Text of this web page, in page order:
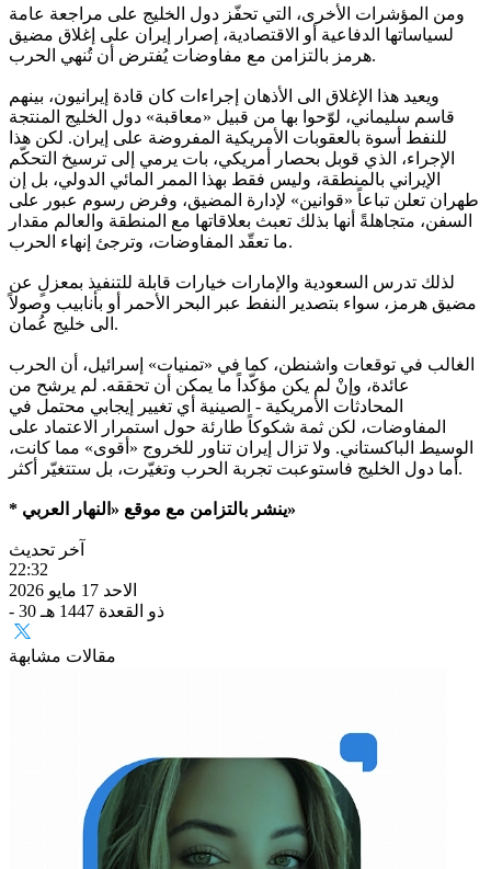
ومن المؤشرات الأخرى، التي تحفّز دول الخليج على مراجعة عامة
لسياساتها الدفاعية أو الاقتصادية، إصرار إيران على إغلاق مضيق
هرمز بالتزامن مع مفاوضات يُفترض أن تُنهي الحرب.
ويعيد هذا الإغلاق الى الأذهان إجراءات كان قادة إيرانيون، بينهم
قاسم سليماني، لوّحوا بها من قبيل «معاقبة» دول الخليج المنتجة
للنفط أسوة بالعقوبات الأمريكية المفروضة على إيران. لكن هذا
الإجراء، الذي قوبل بحصار أمريكي، بات يرمي إلى ترسيخ التحكّم
الإيراني بالمنطقة، وليس فقط بهذا الممر المائي الدولي، بل إن
طهران تعلن تباعاً «قوانين» لإدارة المضيق، وفرض رسوم عبور على
السفن، متجاهلةً أنها بذلك تعبث بعلاقاتها مع المنطقة والعالم مقدار
ما تعقّد المفاوضات، وترجئ إنهاء الحرب.
لذلك تدرس السعودية والإمارات خيارات قابلة للتنفيذ بمعزلٍ عن
مضيق هرمز، سواء بتصدير النفط عبر البحر الأحمر أو بأنابيب وصولاً
الى خليج عُمان.
الغالب في توقعات واشنطن، كما في «تمنيات» إسرائيل، أن الحرب
عائدة، وإنْ لم يكن مؤكّداً ما يمكن أن تحققه. لم يرشح من
المحادثات الأمريكية - الصينية أي تغيير إيجابي محتمل في
المفاوضات، لكن ثمة شكوكاً طارئة حول استمرار الاعتماد على
الوسيط الباكستاني. ولا تزال إيران تناور للخروج «أقوى» مما كانت،
أما دول الخليج فاستوعبت تجربة الحرب وتغيّرت، بل ستتغيّر أكثر.
* ينشر بالتزامن مع موقع «النهار العربي»
آخر تحديث
22:32
الاحد 17 مايو 2026
- 30 ذو القعدة 1447 هـ
مقالات مشابهة